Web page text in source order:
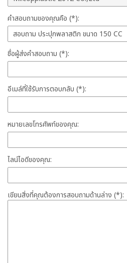
คำสอบถามของคุณคือ (*):
ชื่อผู้ส่งคำสอบถาม (*):
อีเมล์ที่ใช้รับการตอบกลับ (*):
หมายเลขโทรศัพท์ของคุณ:
ไลน์ไอดีของคุณ:
เขียนสิ่งที่คุณต้องการสอบถามด้านล่าง (*):